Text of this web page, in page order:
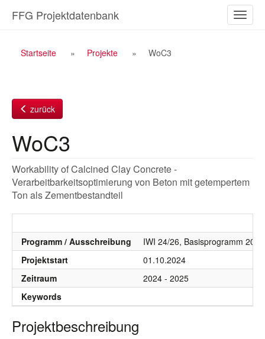
Inhalt
ein-/
FFG Projektdatenbank
Breadcrumb
Startseite Projekte WoC3
zurück
WoC3
Workability of Calcined Clay Concrete -
Verarbeitbarkeitsoptimierung von Beton mit getempertem
Ton als Zementbestandteil
Programm / Ausschreibung
IWI 24/26, Basisprogramm
Projektstart
01.10.2024
Zeitraum
2024 - 2025
Keywords
Projektbeschreibung